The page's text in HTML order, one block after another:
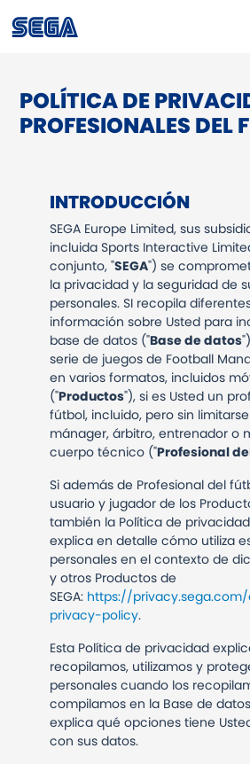
Política de privacidad
Sus derechos
Corporate Governance
FAQs & Contact Us
POLÍTICA DE
PROFESIONALES DEL
INTRODUCCIÓN
SEGA Europe Limited, sus
incluida Sports Interactive
conjunto, "SEGA") se
la privacidad y la seguridad de
personales. SI recopila
información sobre Usted para
base de datos ("Base de datos
serie de juegos de Football
en varios formatos, incluidos
("Productos"), si es Usted un
fútbol, incluido, pero sin
mánager, árbitro, entrenador o
cuerpo técnico ("Profesional
Si además de Profesional del
usuario y jugador de los
también la Política de privacidad
explica en detalle cómo utiliza
personales en el contexto de
y otros Productos de
SEGA: https://
privacy-policy.
Esta Política de privacidad
recopilamos, utilizamos y
personales cuando los
compilamos en la Base de
explica qué opciones tiene
con sus datos.